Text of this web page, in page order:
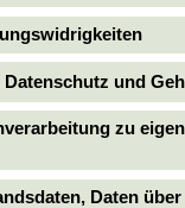
und
zu
Daten